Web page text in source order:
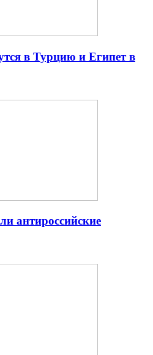
в Турцию и Египет в
антироссийские